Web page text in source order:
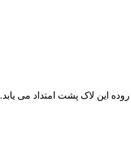
این لاک پشت امتداد می یابد.